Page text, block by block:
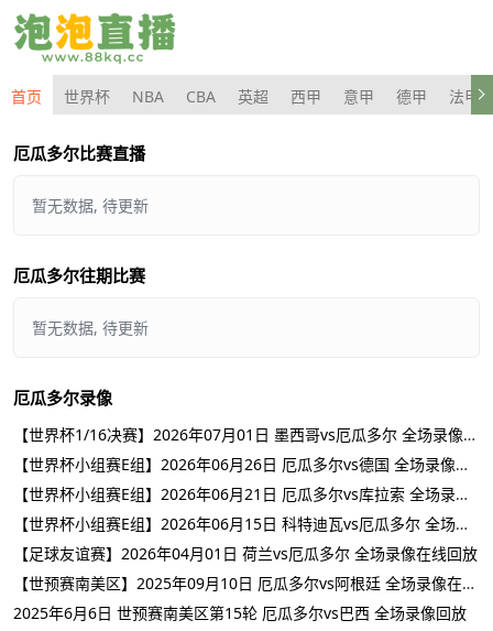
首页 世界杯 NBA CBA 英超 西甲 意甲 德甲 法甲
厄瓜多尔比赛直播
暂无数据, 待更新
厄瓜多尔往期比赛
暂无数据, 待更新
厄瓜多尔录像
【世界杯1/16决赛】2026年07月01日 墨西哥vs厄瓜多尔 全场录像在线回放
【世界杯小组赛E组】2026年06月26日 厄瓜多尔vs德国 全场录像在线回放
【世界杯小组赛E组】2026年06月21日 厄瓜多尔vs库拉索 全场录像在线回放
【世界杯小组赛E组】2026年06月15日 科特迪瓦vs厄瓜多尔 全场录像在线回放
【足球友谊赛】2026年04月01日 荷兰vs厄瓜多尔 全场录像在线回放
【世预赛南美区】2025年09月10日 厄瓜多尔vs阿根廷 全场录像在线回放
2025年6月6日 世预赛南美区第15轮 厄瓜多尔vs巴西 全场录像回放